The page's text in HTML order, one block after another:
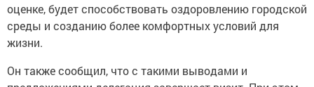
оценке, будет способствовать оздоровлению городской
среды и созданию более комфортных условий для
жизни.
Он также сообщил, что с такими выводами и